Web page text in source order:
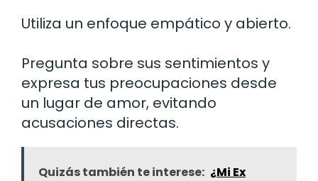
Utiliza un enfoque empático y abierto.
Pregunta sobre sus sentimientos y
expresa tus preocupaciones desde
un lugar de amor, evitando
acusaciones directas.
Quizás también te interese: ¿Mi Ex